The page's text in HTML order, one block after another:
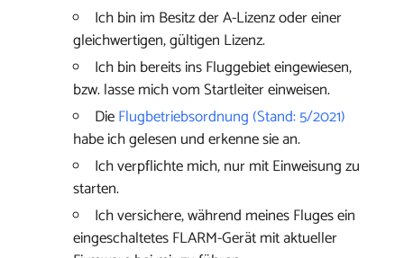
Ich bin im Besitz der A-Lizenz oder einer
gleichwertigen, gültigen Lizenz.
Ich bin bereits ins Fluggebiet eingewiesen,
bzw. lasse mich vom Startleiter einweisen.
DieFlugbetriebsordnung (Stand: 5/2021)
habe ich gelesen und erkenne sie an.
Ich verpflichte mich, nur mit Einweisung zu
starten.
Ich versichere, während meines Fluges ein
eingeschaltetes FLARM-Gerät mit aktueller